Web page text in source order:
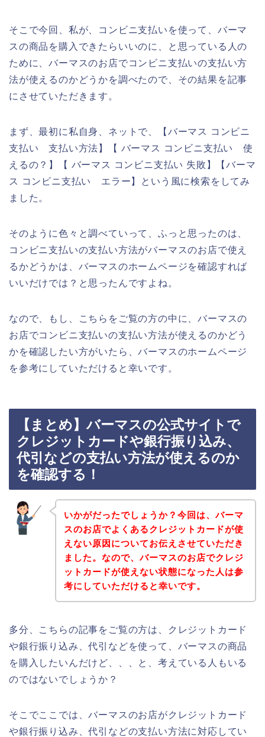
そこで今回、私が、コンビニ支払いを使って、バーマ
スの商品を購入できたらいいのに、と思っている人の
ために、バーマスのお店でコンビニ支払いの支払い方
法が使えるのかどうかを調べたので、その結果を記事
にさせていただきます。
まず、最初に私自身、ネットで、【バーマス コンビニ
支払い 支払い方法】【 バーマス コンビニ支払い 使
えるの？】【 バーマス コンビニ支払い 失敗】【バーマ
ス コンビニ支払い エラー】という風に検索をしてみ
ました。
そのように色々と調べていって、ふっと思ったのは、
コンビニ支払いの支払い方法がバーマスのお店で使え
るかどうかは、バーマスのホームページを確認すれば
いいだけでは？と思ったんですよね。
なので、もし、こちらをご覧の方の中に、バーマスの
お店でコンビニ支払いの支払い方法が使えるのかどう
かを確認したい方がいたら、バーマスのホームページ
を参考にしていただけると幸いです。
【まとめ】バーマスの公式サイトで
クレジットカードや銀行振り込み、
代引などの支払い方法が使えるのか
を確認する！
いかがだったでしょうか？今回は、バーマ
スのお店でよくあるクレジットカードが使
えない原因についてお伝えさせていただき
ました。なので、バーマスのお店でクレジ
ットカードが使えない状態になった人は参
考にしていただけると幸いです。
多分、こちらの記事をご覧の方は、クレジットカード
や銀行振り込み、代引などを使って、バーマスの商品
を購入したいんだけど、、、と、考えている人もいる
のではないでしょうか？
そこでここでは、バーマスのお店がクレジットカード
や銀行振り込み、代引などの支払い方法に対応してい